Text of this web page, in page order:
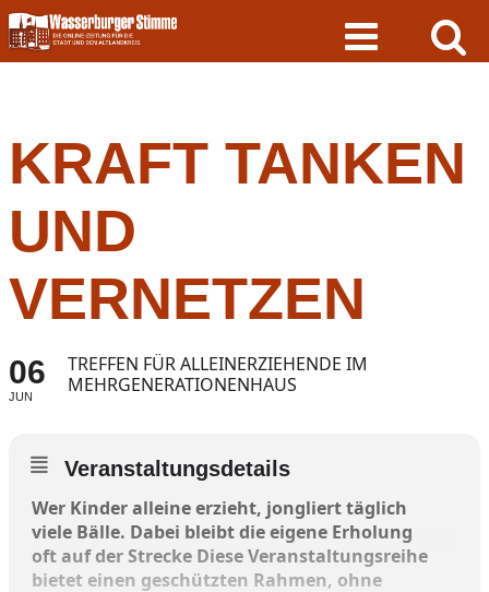
Skip
to
content
KRAFT TANKEN
UND
VERNETZEN
06
JUN
TREFFEN FÜR ALLEINERZIEHENDE IM
MEHRGENERATIONENHAUS
Veranstaltungsdetails
Wer Kinder alleine erzieht, jongliert täglich
viele Bälle. Dabei bleibt die eigene Erholung
oft auf der Strecke Diese Veranstaltungsreihe
bietet einen geschützten Rahmen, ohne